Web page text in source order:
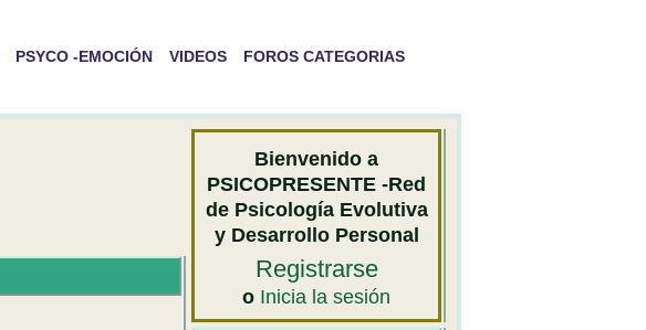
PSYCO -EMOCIÓN VIDEOS
FOROS CATEGORIAS
Bienvenido a
PSICOPRESENTE -Red
de Psicología Evolutiva
y Desarrollo Personal
Registrarse
o Inicia la sesión